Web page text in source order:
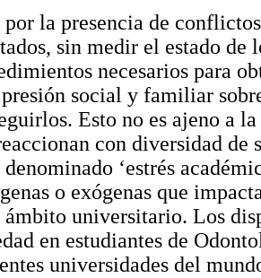
la presencia de
sin medir el estado de
necesarios para
social y familiar
Esto no es ajeno a
con diversidad de
‘estrés
o exógenas que
ámbito universitario. Los
en estudiantes de
universidades del